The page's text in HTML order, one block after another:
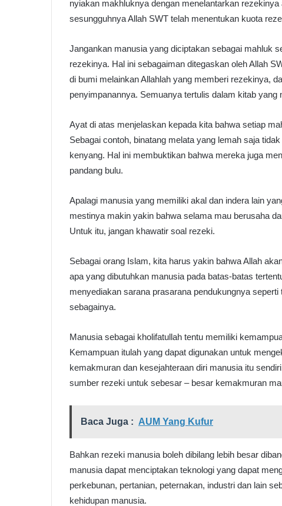
nyiakan makhluknya dengan menelantarkan
sesungguhnya Allah SWT telah menentukan kuota
Jangankan manusia yang diciptakan sebagai mahluk
rezekinya. Hal ini sebagaiman ditegaskan oleh Allah
di bumi melainkan Allahlah yang memberi rezekinya,
penyimpanannya. Semuanya tertulis dalam kitab yang
Ayat di atas menjelaskan kepada kita bahwa setiap
Sebagai contoh, binatang melata yang lemah saja
kenyang. Hal ini membuktikan bahwa mereka juga
pandang bulu.
Apalagi manusia yang memiliki akal dan indera lain
mestinya makin yakin bahwa selama mau berusaha
Untuk itu, jangan khawatir soal rezeki.
Sebagai orang Islam, kita harus yakin bahwa Allah
apa yang dibutuhkan manusia pada batas-batas
menyediakan sarana prasarana pendukungnya
sebagainya.
Manusia sebagai kholifatullah tentu memiliki
Kemampuan itulah yang dapat digunakan untuk
kemakmuran dan kesejahteraan diri manusia itu
sumber rezeki untuk sebesar – besar kemakmuran
Baca Juga : AUM Yang Kufur
Bahkan rezeki manusia boleh dibilang lebih besar
manusia dapat menciptakan teknologi yang dapat
perkebunan, pertanian, peternakan, industri dan lain
kehidupan manusia.